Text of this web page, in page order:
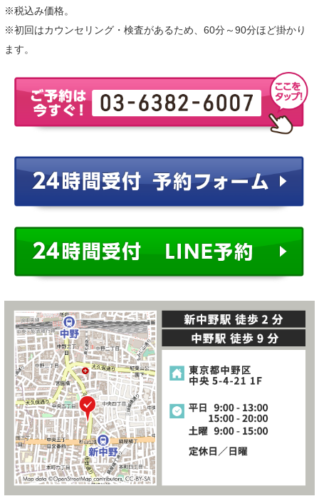
※税込み価格。
※初回はカウンセリング・検査があるため、60分～90分ほど掛かり
ます。